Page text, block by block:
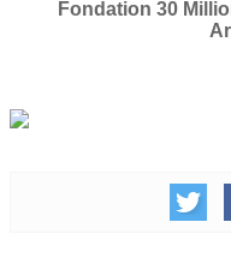
Fondation 30